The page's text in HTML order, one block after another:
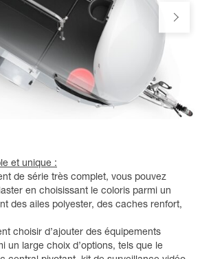
et unique :
de série très complet, vous pouvez
en choisissant le coloris parmi un
des ailes polyester, des caches renfort,
choisir d’ajouter des équipements
un large choix d’options, tels que le